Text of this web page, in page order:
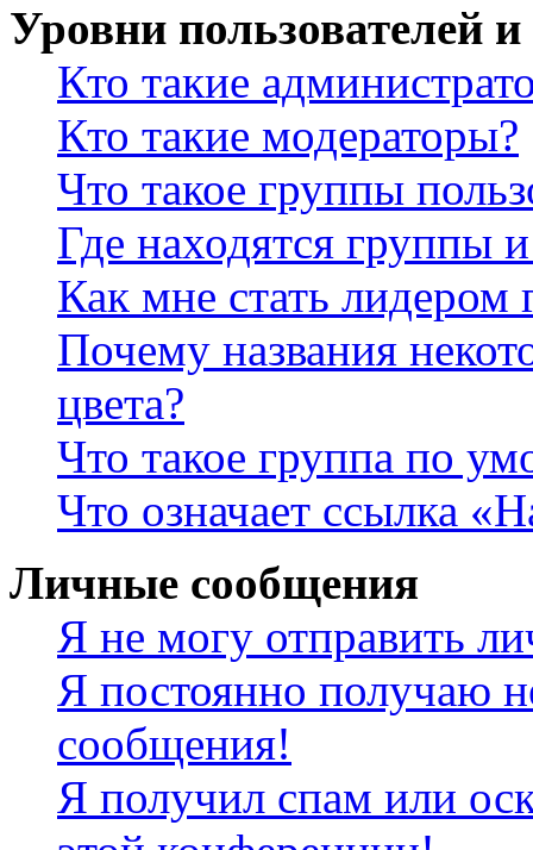
Уровни пользователей
Кто такие
Кто такие модераторы?
Что такое группы
Где находятся группы
Как мне стать лидером
Почему названия
цвета?
Что такое группа по
Что означает ссылка
Личные сообщения
Я не могу отправить
Я постоянно получаю
сообщения!
Я получил спам или